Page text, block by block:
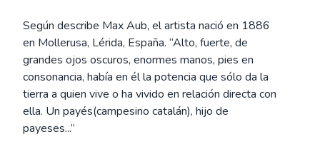
Según describe Max Aub, el artista nació en 1886
en Mollerusa, Lérida, España. “Alto, fuerte, de
grandes ojos oscuros, enormes manos, pies en
consonancia, había en él la potencia que sólo da la
tierra a quien vive o ha vivido en relación directa con
ella. Un payés(campesino catalán), hijo de
payeses...”